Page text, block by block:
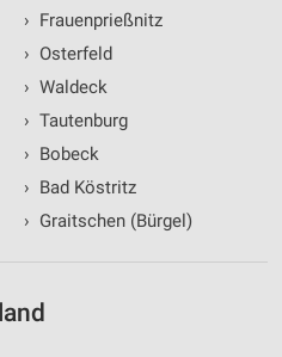
› Frauenprießnitz
› Osterfeld
› Waldeck
› Tautenburg
› Bobeck
› Bad Köstritz
› Graitschen (Bürgel)